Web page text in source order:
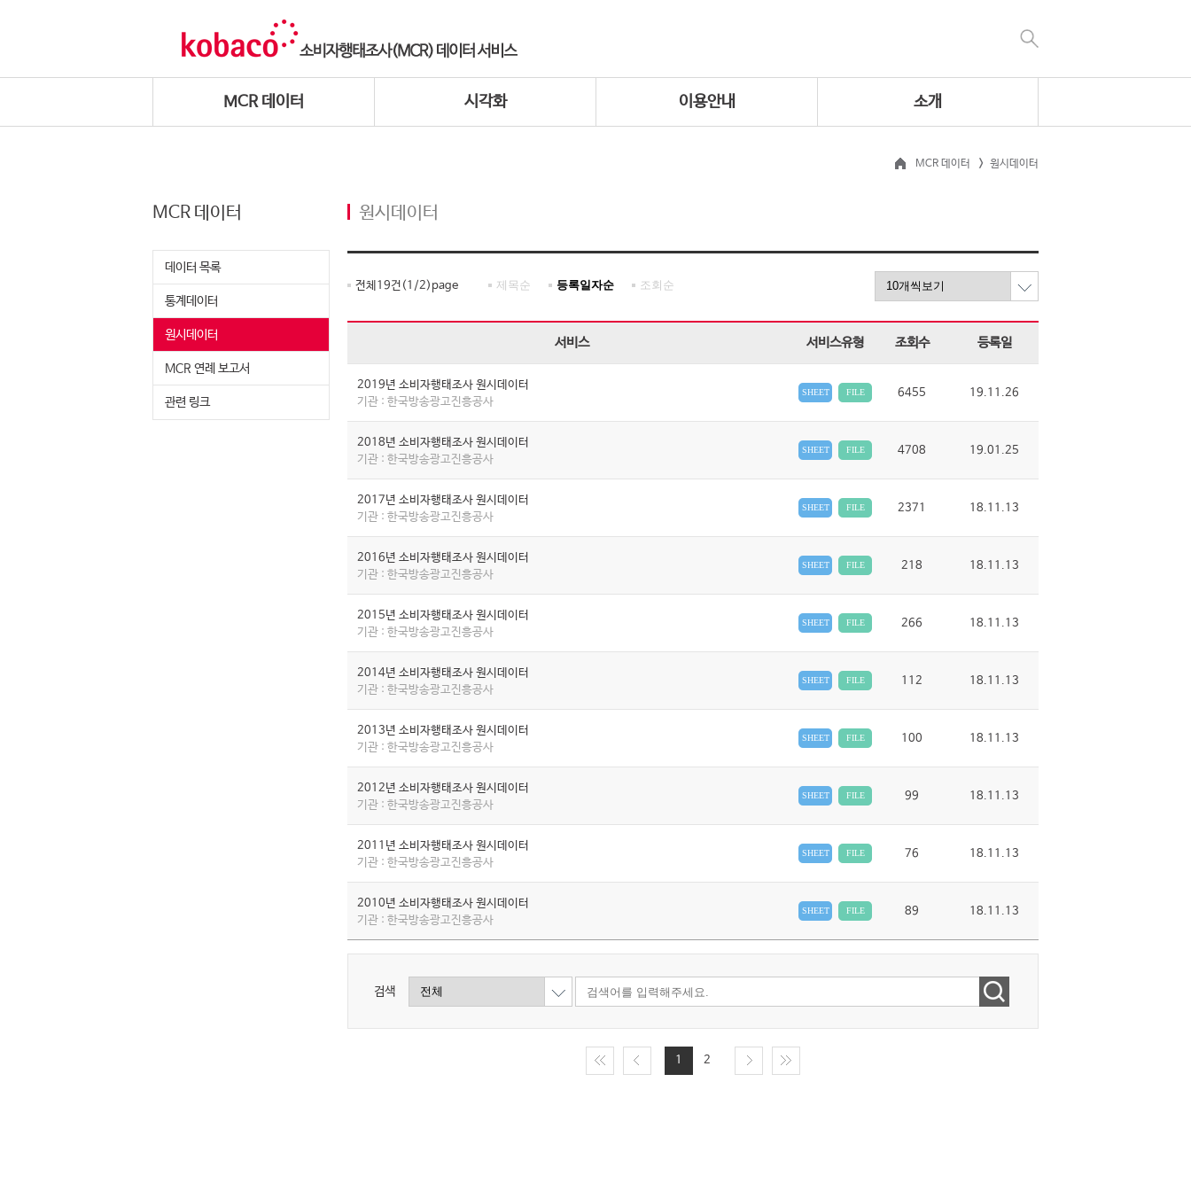
MCR 데이터 시각화 이용안내 소개
MCR 데이터 원시데이터
MCR 데이터
데이터 목록
통계데이터
원시데이터
MCR 연례 보고서
관련 링크
원시데이터
전체 19건(1 /2)page 제목순 등록일자순 조회순
서비스 서비스유형 조회수 등록일
2019년 소비자행태조사 원시데이터
기관 : 한국방송광고진흥공사
SHEET FILE 6455 19.11.26
2018년 소비자행태조사 원시데이터
기관 : 한국방송광고진흥공사
SHEET FILE 4708 19.01.25
2017년 소비자행태조사 원시데이터
기관 : 한국방송광고진흥공사
SHEET FILE 2371 18.11.13
2016년 소비자행태조사 원시데이터
기관 : 한국방송광고진흥공사
SHEET FILE 218 18.11.13
2015년 소비자행태조사 원시데이터
기관 : 한국방송광고진흥공사
SHEET FILE 266 18.11.13
2014년 소비자행태조사 원시데이터
기관 : 한국방송광고진흥공사
SHEET FILE 112 18.11.13
2013년 소비자행태조사 원시데이터
기관 : 한국방송광고진흥공사
SHEET FILE 100 18.11.13
2012년 소비자행태조사 원시데이터
기관 : 한국방송광고진흥공사
SHEET FILE 99 18.11.13
2011년 소비자행태조사 원시데이터
기관 : 한국방송광고진흥공사
SHEET FILE 76 18.11.13
2010년 소비자행태조사 원시데이터
기관 : 한국방송광고진흥공사
SHEET FILE 89 18.11.13
검색
1 2